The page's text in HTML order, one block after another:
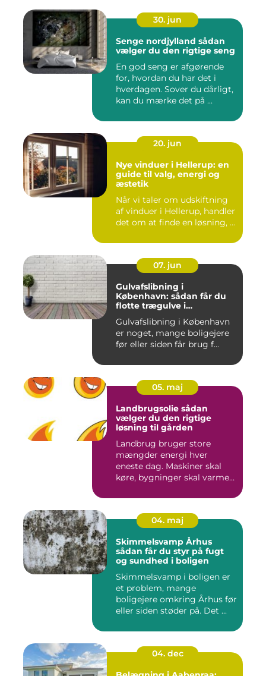
30. jun
Senge nordjylland sådan
vælger du den rigtige seng
En god seng er afgørende
for, hvordan du har det i
hverdagen. Sover du dårligt,
kan du mærke det på ...
20. jun
Nye vinduer i Hellerup: en
guide til valg, energi og
æstetik
Når vi taler om udskiftning
af vinduer i Hellerup, handler
det om at finde en løsning, ...
07. jun
Gulvafslibning i
København: sådan får du
flotte trægulve i
Gulvafslibning i København
er noget, mange boligejere
før eller siden får brug f...
05. maj
Landbrugsolie sådan
vælger du den rigtige
løsning til gården
Landbrug bruger store
mængder energi hver
eneste dag. Maskiner skal
køre, bygninger skal varmes
04. maj
Skimmelsvamp Århus
sådan får du styr på fugt
og sundhed i boligen
Skimmelsvamp i boligen er
et problem, mange
boligejere omkring Århus før
eller siden støder på. Det ...
04. dec